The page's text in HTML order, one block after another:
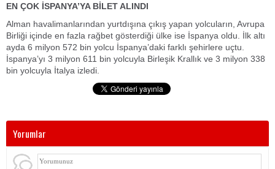
EN ÇOK İSPANYA’YA BİLET ALINDI
Alman havalimanlarından yurtdışına çıkış yapan yolcuların, Avrupa
Birliği içinde en fazla rağbet gösterdiği ülke ise İspanya oldu. İlk altı
ayda 6 milyon 572 bin yolcu İspanya’daki farklı şehirlere uçtu.
İspanya’yı 3 milyon 611 bin yolcuyla Birleşik Krallık ve 3 milyon 338
bin yolcuyla İtalya izledi.
Yorumlar